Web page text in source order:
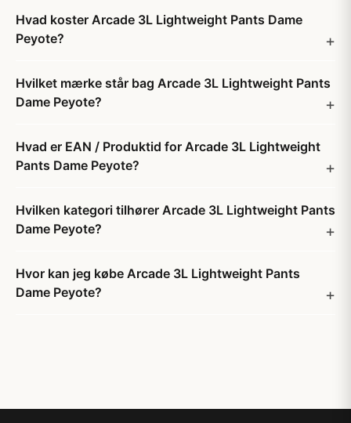
Hvad koster Arcade 3L Lightweight Pants Dame
Peyote?
Hvilket mærke står bag Arcade 3L Lightweight Pants
Dame Peyote?
Hvad er EAN / Produktid for Arcade 3L Lightweight
Pants Dame Peyote?
Hvilken kategori tilhører Arcade 3L Lightweight Pants
Dame Peyote?
Hvor kan jeg købe Arcade 3L Lightweight Pants
Dame Peyote?